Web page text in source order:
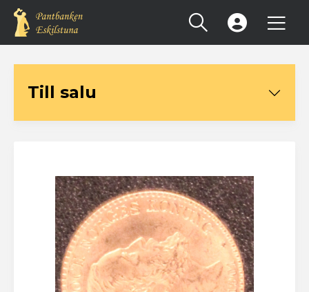
Till salu